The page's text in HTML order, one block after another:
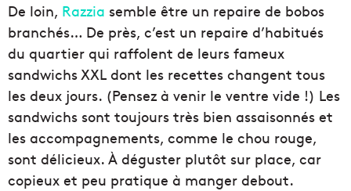
De loin, Razzia semble être un repaire de bobos
branchés… De près, c’est un repaire d’habitués
du quartier qui raffolent de leurs fameux
sandwichs XXL dont les recettes changent tous
les deux jours. (Pensez à venir le ventre vide !) Les
sandwichs sont toujours très bien assaisonnés et
les accompagnements, comme le chou rouge,
sont délicieux. À déguster plutôt sur place, car
copieux et peu pratique à manger debout.